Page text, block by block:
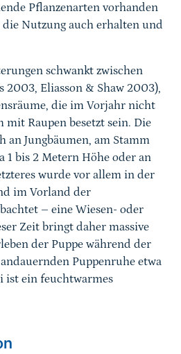
Pflanzenarten vorhanden
Nutzung auch erhalten und
schwankt zwischen
2003, Eliasson & Shaw 2003),
die im Vorjahr nicht
mit Raupen besetzt sein. Die
an Jungbäumen, am Stamm
1 bis 2 Metern Höhe oder an
wurde vor allem in der
im Vorland der
– eine Wiesen- oder
Zeit bringt daher massive
der Puppe während der
Puppenruhe etwa
ist ein feuchtwarmes